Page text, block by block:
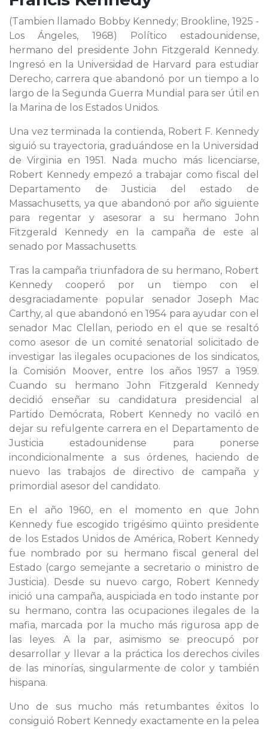
(Tambien llamado Bobby Kennedy; Brookline, 1925 -
Los Ángeles, 1968) Político estadounidense,
hermano del presidente John Fitzgerald Kennedy.
Ingresó en la Universidad de Harvard para estudiar
Derecho, carrera que abandonó por un tiempo a lo
largo de la Segunda Guerra Mundial para ser útil en
la Marina de los Estados Unidos.
Una vez terminada la contienda, Robert F. Kennedy
siguió su trayectoria, graduándose en la Universidad
de Virginia en 1951. Nada mucho más licenciarse,
Robert Kennedy empezó a trabajar como fiscal del
Departamento de Justicia del estado de
Massachusetts, ya que abandonó por año siguiente
para regentar y asesorar a su hermano John
Fitzgerald Kennedy en la campaña de este al
senado por Massachusetts.
Tras la campaña triunfadora de su hermano, Robert
Kennedy cooperó por un tiempo con el
desgraciadamente popular senador Joseph Mac
Carthy, al que abandonó en 1954 para ayudar con el
senador Mac Clellan, periodo en el que se resaltó
como asesor de un comité senatorial solicitado de
investigar las ilegales ocupaciones de los sindicatos,
la Comisión Moover, entre los años 1957 a 1959.
Cuando su hermano John Fitzgerald Kennedy
decidió enseñar su candidatura presidencial al
Partido Demócrata, Robert Kennedy no vaciló en
dejar su refulgente carrera en el Departamento de
Justicia estadounidense para ponerse
incondicionalmente a sus órdenes, haciendo de
nuevo las trabajos de directivo de campaña y
primordial asesor del candidato.
En el año 1960, en el momento en que John
Kennedy fue escogido trigésimo quinto presidente
de los Estados Unidos de América, Robert Kennedy
fue nombrado por su hermano fiscal general del
Estado (cargo semejante a secretario o ministro de
Justicia). Desde su nuevo cargo, Robert Kennedy
inició una campaña, auspiciada en todo instante por
su hermano, contra las ocupaciones ilegales de la
mafia, marcada por la mucho más rigurosa app de
las leyes. A la par, asimismo se preocupó por
desarrollar y llevar a la práctica los derechos civiles
de las minorías, singularmente de color y también
hispana.
Uno de sus mucho más retumbantes éxitos lo
consiguió Robert Kennedy exactamente en la pelea